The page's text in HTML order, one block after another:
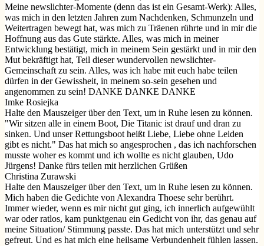
Meine newslichter-Momente (denn das ist ein Gesamt-Werk): Alles,
was mich in den letzten Jahren zum Nachdenken, Schmunzeln und
Weitertragen bewegt hat, was mich zu Träenen rührte und in mir die
Hoffnung aus das Gute stärkte. Alles, was mich in meiner
Entwicklung bestätigt, mich in meinem Sein gestärkt und in mir den
Mut bekräftigt hat, Teil dieser wundervollen newslichter-
Gemeinschaft zu sein. Alles, was ich habe mit euch habe teilen
dürfen in der Gewissheit, in meinem so-sein gesehen und
angenommen zu sein! DANKE DANKE DANKE
Imke Rosiejka
Halte den Mauszeiger über den Text, um in Ruhe lesen zu können.
"Wir sitzen alle in einem Boot, Die Titanic ist drauf und dran zu
sinken. Und unser Rettungsboot heißt Liebe, Liebe ohne Leiden
gibt es nicht." Das hat mich so angesprochen , das ich nachforschen
musste woher es kommt und ich wollte es nicht glauben, Udo
Jürgens! Danke fürs teilen mit herzlichen Grüßen
Christina Zurawski
Halte den Mauszeiger über den Text, um in Ruhe lesen zu können.
Mich haben die Gedichte von Alexandra Thoese sehr berührt.
Immer wieder, wenn es mir nicht gut ging, ich innerlich aufgewühlt
war oder ratlos, kam punktgenau ein Gedicht von ihr, das genau auf
meine Situation/ Stimmung passte. Das hat mich unterstützt und sehr
gefreut. Und es hat mich eine heilsame Verbundenheit fühlen lassen.